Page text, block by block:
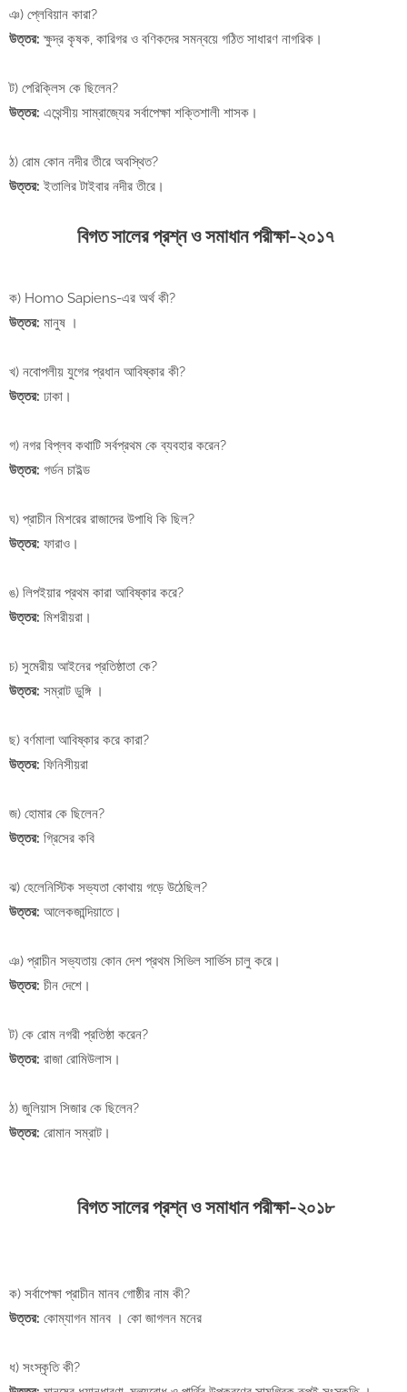
ঞ) প্লেবিয়ান কারা?
উত্তর:ক্ষুদ্র কৃষক, কারিগর ও বণিকদের সমন্বয়ে গঠিত সাধারণ নাগরিক।
ট) পেরিক্লিস কে ছিলেন?
উত্তর: এথেন্সীয় সাম্রাজ্যের সর্বাপেক্ষা শক্তিশালী শাসক।
ঠ) রোম কোন নদীর তীরে অবস্থিত?
উত্তর: ইতালির টাইবার নদীর তীরে।
বিগত সালের প্রশ্ন ও সমাধান পরীক্ষা-২০১৭
ক) Homo Sapiens-এর অর্থ কী?
উত্তর: মানুষ ।
খ) নবোপলীয় যুগের প্রধান আবিষ্কার কী?
উত্তর: ঢাকা।
গ) নগর বিপ্লব কথাটি সর্বপ্রথম কে ব্যবহার করেন?
উত্তর: গর্ডন চাইল্ড
ঘ) প্রাচীন মিশরের রাজাদের উপাধি কি ছিল?
উত্তর: ফারাও।
ঙ) লিপইয়ার প্রথম কারা আবিষ্কার করে?
উত্তর: মিশরীয়রা।
চ) সুমেরীয় আইনের প্রতিষ্ঠাতা কে?
উত্তর: সম্রাট ডুঙ্গি ।
ছ) বর্ণমালা আবিষ্কার করে কারা?
উত্তর: ফিনিসীয়রা
জ) হোমার কে ছিলেন?
উত্তর: গ্রিসের কবি
ঝ) হেলেনিস্টিক সভ্যতা কোথায় গড়ে উঠেছিল?
উত্তর: আলেকজান্দিয়াতে।
ঞ) প্রাচীন সভ্যতায় কোন দেশ প্রথম সিভিল সার্ভিস চালু করে।
উত্তর: চীন দেশে।
ট) কে রোম নগরী প্রতিষ্ঠা করেন?
উত্তর: রাজা রোমিউলাস।
ঠ) জুলিয়াস সিজার কে ছিলেন?
উত্তর: রোমান সম্রাট।
বিগত সালের প্রশ্ন ও সমাধান পরীক্ষা-২০১৮
ক) সর্বাপেক্ষা প্রাচীন মানব গোষ্ঠীর নাম কী?
উত্তর: কোম্যাগন মানব । কো জাগলন মনের
ধ) সংস্কৃতি কী?